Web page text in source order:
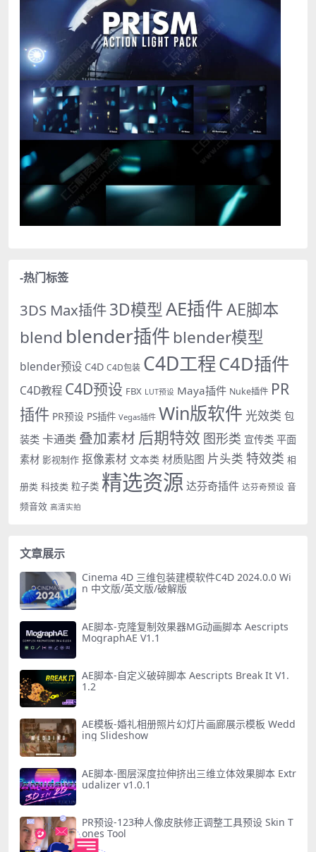
-热门标签
3DS Max插件3D模型AE插件AE脚本
blend blender插件 blender模型
blender预设 C4D C4D包装 C4D工程C4D插件
C4D教程 C4D预设 FBX LUT预设 Maya插件 Nuke插件 PR
插件 PR预设 PS插件 Vegas插件 Win版软件 光效类 包
装类 卡通类 叠加素材 后期特效 图形类 宣传类 平面
素材 影视制作 抠像素材 文本类 材质贴图 片头类 特效类 相
册类 科技类 粒子类 精选资源 达芬奇插件 达芬奇预设 音
频音效 高清实拍
文章展示
Cinema 4D 三维包装建模软件C4D 2024.0.0 Wi
n 中文版/英文版/破解版
AE脚本-克隆复制效果器MG动画脚本 Aescripts
MographAE V1.1
AE脚本-自定义破碎脚本 Aescripts Break It V1.
1.2
AE模板-婚礼相册照片幻灯片画廊展示模板 Wedd
ing Slideshow
AE脚本-图层深度拉伸挤出三维立体效果脚本 Extr
udalizer v1.0.1
PR预设-123种人像皮肤修正调整工具预设 Skin T
ones Tool